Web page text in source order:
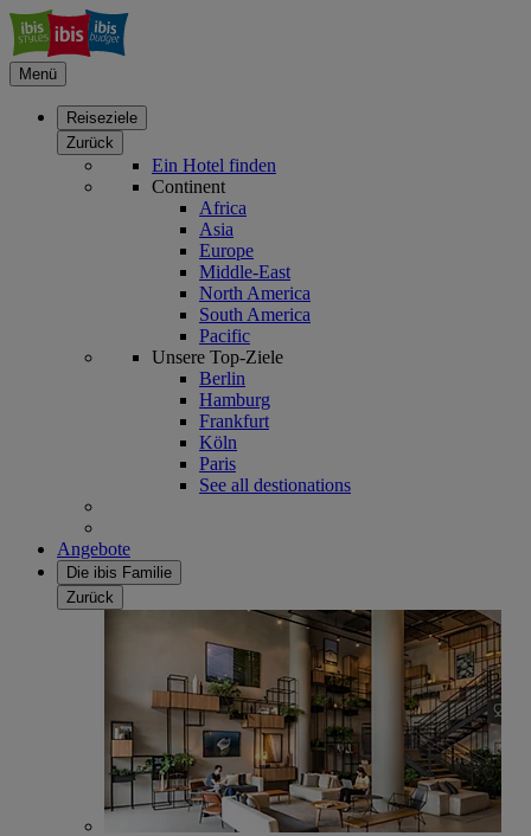
Menü
Reiseziele
Zurück
Ein Hotel finden
Continent
Africa
Asia
Europe
Middle-East
North America
South America
Pacific
Unsere Top-Ziele
Berlin
Hamburg
Frankfurt
Köln
Paris
See all destionations
Angebote
Die ibis Familie
Zurück